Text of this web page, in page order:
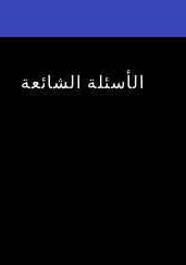
الأسئلة الشائعة